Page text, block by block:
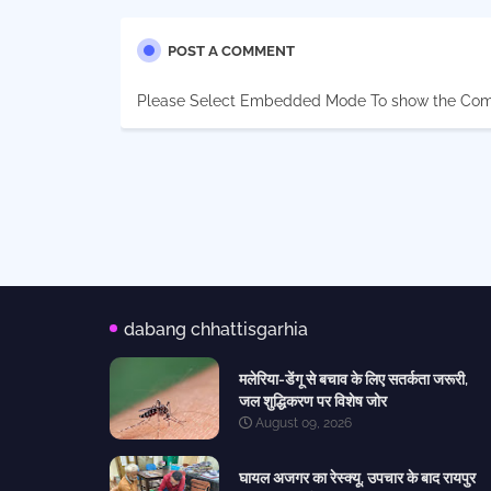
POST A COMMENT
Please Select Embedded Mode To show the
dabang chhattisgarhia
मलेरिया-डेंगू से बचाव के लिए सतर्कता जरूरी,
जल शुद्धिकरण पर विशेष जोर
August 09, 2026
घायल अजगर का रेस्क्यू, उपचार के बाद रायपुर